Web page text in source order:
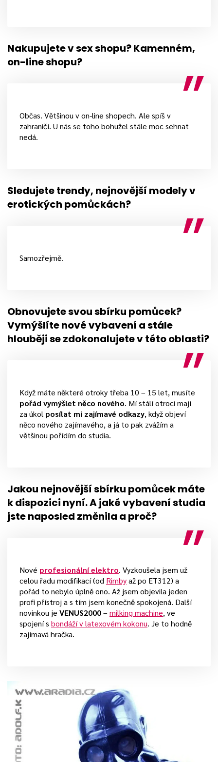
Nakupujete v sex shopu? Kamenném,
on-line shopu?
Občas. Většinou v on-line shopech. Ale spíš v
zahraničí. U nás se toho bohužel stále moc sehnat
nedá.
Sledujete trendy, nejnovější modely v
erotických pomůckách?
Samozřejmě.
Obnovujete svou sbírku pomůcek?
Vymýšlíte nové vybavení a stále
hlouběji se zdokonalujete v této oblasti?
Když máte některé otroky třeba 10 – 15 let, musíte
pořád vymýšlet něco nového. Mí stálí otroci mají
za úkol posílat mi zajímavé odkazy, když objeví
něco nového zajímavého, a já to pak zvážím a
většinou pořídím do studia.
Jakou nejnovější sbírku pomůcek máte
k dispozici nyní. A jaké vybavení studia
jste naposled změnila a proč?
Nové profesionální elektro. Vyzkoušela jsem už
celou řadu modifikací (od Rimbyaž po ET312) a
pořád to nebylo úplně ono. Až jsem objevila jeden
profi přístroj a s tím jsem konečně spokojená. Další
novinkou je VENUS2000–milking machine, ve
spojení s bondáží v latexovém kokonu. Je to hodně
zajímavá hračka.